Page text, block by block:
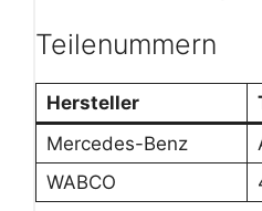
Teilenummern
Hersteller
Mercedes-Benz
WABCO